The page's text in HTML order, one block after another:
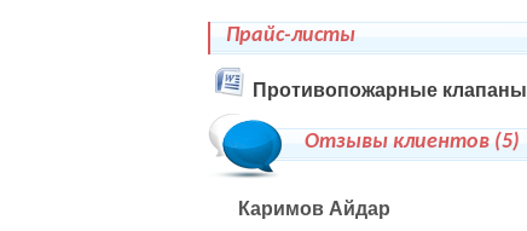
Прайс-листы
Противопожарные клапаны
Отзывы клиентов (5)
Каримов Айдар